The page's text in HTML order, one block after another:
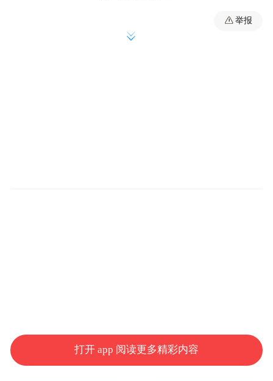
6月2日，有消息称，奔驰中国正在推进新一
举报
打开 app 阅读更多精彩内容